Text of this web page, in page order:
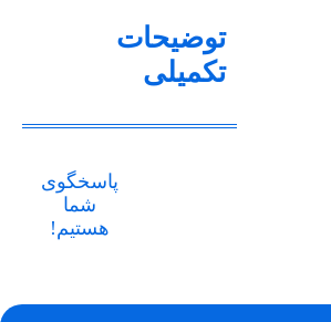
توضیحات
تکمیلی
پاسخگوی
شما
هستیم!